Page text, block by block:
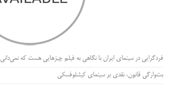
فردگرایی در سینمای ایران با نگاهی به فیلم چیزهایی هست که نمی‌دانی
بت‌وارگی قانون، نقدی بر سینمای کیشلوفسکی